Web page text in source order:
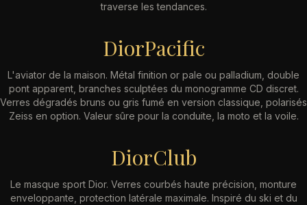
traverse les tendances.
DiorPacific
L'aviator de la maison. Métal finition or pale ou palladium, double
pont apparent, branches sculptées du monogramme CD discret.
Verres dégradés bruns ou gris fumé en version classique, polarisés
Zeiss en option. Valeur sûre pour la conduite, la moto et la voile.
DiorClub
Le masque sport Dior. Verres courbés haute précision, monture
enveloppante, protection latérale maximale. Inspiré du ski et du